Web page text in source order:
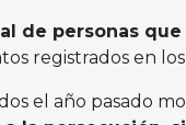
de personas
registrados en
el año pasado